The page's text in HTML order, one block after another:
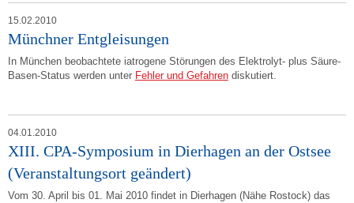
15.02.2010
Münchner Entgleisungen
In München beobachtete iatrogene Störungen des Elektrolyt- plus Säure-
Basen-Status werden unter Fehler und Gefahrendiskutiert.
04.01.2010
XIII. CPA-Symposium in Dierhagen an der Ostsee
(Veranstaltungsort geändert)
Vom 30. April bis 01. Mai 2010 findet in Dierhagen (Nähe Rostock) das